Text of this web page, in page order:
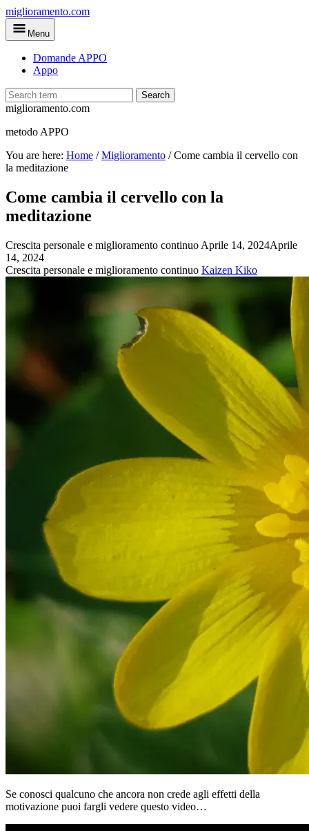
Skip
to
main
miglioramento.com
Menu
Domande APPO
Appo
Search
miglioramento.com
metodo APPO
You are here: Home /Miglioramento /Come cambia il cervello con
la meditazione
Come cambia il cervello con la
meditazione
Crescita personale e miglioramento continuo Aprile 14, 2024Aprile
14, 2024
Crescita personale e miglioramento continuo Kaizen Kiko
Se conosci qualcuno che ancora non crede agli effetti della
motivazione puoi fargli vedere questo video…